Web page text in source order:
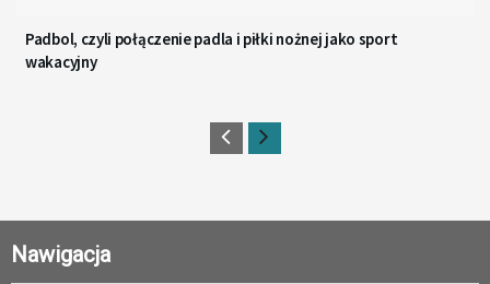
Padbol, czyli połączenie padla i piłki nożnej jako sport
wakacyjny
Nawigacja